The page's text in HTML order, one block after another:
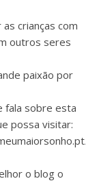
crianças com
outros seres
paixão por
fala sobre esta
possa visitar:
o blog o